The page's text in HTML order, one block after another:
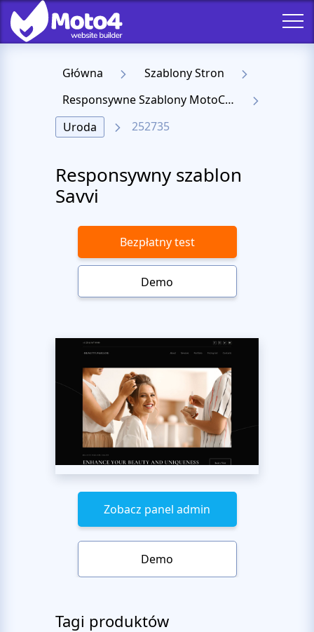
Główna
Szablony Stron
Responsywne Szablony MotoCMS 3
Uroda
252735
Responsywny szablon
Savvi
Bezpłatny test
Demo
Zobacz panel admin
Demo
Tagi produktów